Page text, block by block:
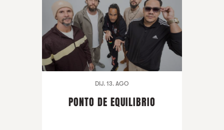
DIJ. 13. AGO
PONTO DE EQUILIBRIO